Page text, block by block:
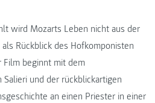
wird Mozarts Leben nicht aus der
Rückblick des Hofkomponisten
Film beginnt mit dem
und der rückblickartigen
an einen Priester in einer